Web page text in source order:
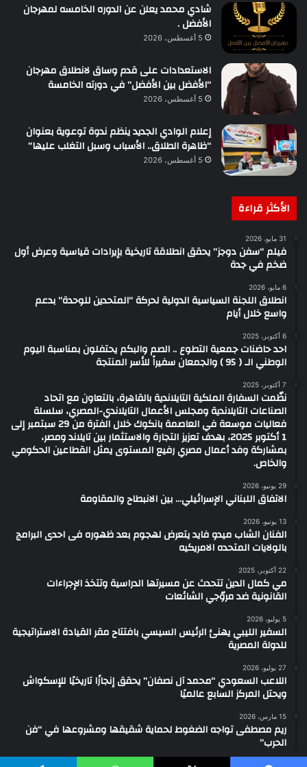
شادي محمد يعلن عن الدوره الخامسه لمهرجان
الأفضل .
5 أغسطس، 2026
الاستعدادات على قدم وساق لانطلاق مهرجان
“الأفضل بين الأفضل” في دورته الخامسة
5 أغسطس، 2026
إعلام الوادي الجديد ينظم ندوة توعوية بعنوان
“ظاهرة الطلاق.. الأسباب وسبل التغلب عليها”
5 أغسطس، 2026
الأكثر قراءة
31 مايو، 2026
فيلم “سفن دوجز” يحقق انطلاقة تاريخية بإيرادات قياسية وعرض أول
ضخم في جدة
6 مايو، 2026
انطلاق اللجنة السياسية الدولية لحركة “المتحدين للوحدة” بدعم
واسع خلال أيام
6 أكتوبر، 2025
احد حاضنات جمعية التطوع .. الصم والبكم يحتفلون بمناسبة اليوم
الوطني الـ ( 95 ) والجمعان سفيراً للأسر المنتجة
7 أكتوبر، 2025
نظّمت السفارة الملكية التايلاندية بالقاهرة، بالتعاون مع اتحاد
الصناعات التايلاندية ومجلس الأعمال التايلاندي-المصري، سلسلة
فعاليات موسعة في العاصمة بانكوك خلال الفترة من 29 سبتمبر إلى
1 أكتوبر 2025، بهدف تعزيز التجارة والاستثمار بين تايلاند ومصر،
بمشاركة وفد أعمال مصري رفيع المستوى يمثل القطاعين الحكومي
والخاص.
29 يونيو، 2026
الاتفاق اللبناني الإسرائيلي… بين الانبطاح والمقاومة
13 يونيو، 2026
الفنان الشاب ميدو فايد يتعرض لهجوم بعد ظهوره فى احدى البرامج
بالولايات المتحده الامريكيه
22 أكتوبر، 2025
مي كمال الدين تتحدث عن مسيرتها الدراسية وتتخذ الإجراءات
القانونية ضد مروّجي الشائعات
5 يوليو، 2026
السفير الليبي يهنئ الرئيس السيسي بافتتاح مقر القيادة الاستراتيجية
للدولة المصرية
27 يوليو، 2026
اللاعب السعودي “محمد آل نصفان” يحقق إنجازًا تاريخيًا للإسكواش
ويحتل المركز السابع عالميًا
15 مارس، 2026
ريم مصطفى تواجه الضغوط لحماية شقيقها ومشروعها في “فن
الحرب”